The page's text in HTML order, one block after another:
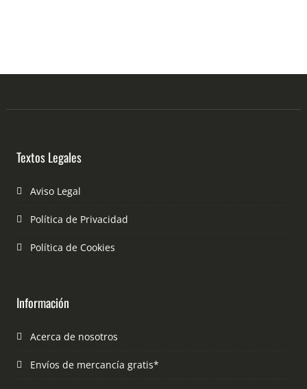
Textos Legales
Aviso Legal
Política de Privacidad
Política de Cookies
Información
Acerca de nosotros
Envíos de mercancía gratis*